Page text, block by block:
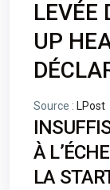
LEVÉE
UP
Source : LPost
À
LA